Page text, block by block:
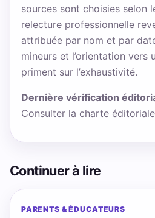
sources sont choisies selon
relecture professionnelle
attribuée par nom et par
mineurs et l’orientation vers
priment sur l’exhaustivité.
Dernière vérification
Consulter la charte éditoriale
Continuer à lire
PARENTS & ÉDUCATEURS